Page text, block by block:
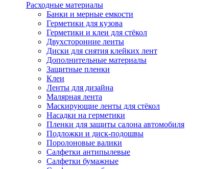
Расходные материалы
Банки и мерные емкости
Герметики для кузова
Герметики и клеи для стёкол
Двухсторонние ленты
Диски для снятия клейких лент
Дополнительные материалы
Защитные пленки
Клеи
Ленты для дизайна
Малярная лента
Маскирующие ленты для стёкол
Насадки на герметики
Пленки для защиты салона автомобиля
Подложки и диск-подошвы
Поролоновые валики
Салфетки антипылевые
Салфетки бумажные